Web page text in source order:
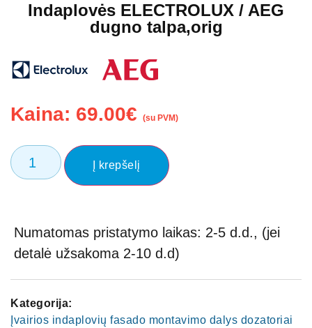
Indaplovės ELECTROLUX / AEG
dugno talpa,orig
Kaina: 69.00€ (su PVM)
Į krepšelį
Numatomas pristatymo laikas: 2-5 d.d., (jei
detalė užsakoma 2-10 d.d)
Kategorija:
Įvairios indaplovių fasado montavimo dalys dozatoriai